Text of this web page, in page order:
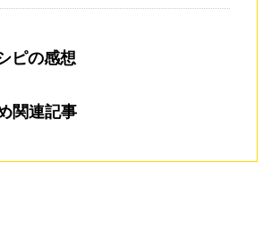
ピの感想
関連記事